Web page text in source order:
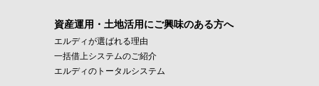
資産運用・土地活用にご興味のある方へ
エルディが選ばれる理由
一括借上システムのご紹介
エルディのトータルシステム